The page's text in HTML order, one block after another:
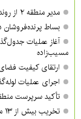
مدیر منطقه ۲ از روند اجرای پروژه زیرگذر شیخ‌آباد بازدید کرد
بساط
آغاز عملیات
مسیب‌زاده
ارتقای کیفیت
اجرای عملیات
تأکید سرپرست منطقه ۴ کرج بر مدیریت مشارکتی در دیدار با امام
تخریب بیش از ۱۳ مورد ساخت‌وساز غیرمجاز در منطقه ۴ کرج